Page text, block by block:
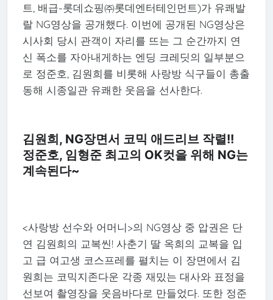
트, 배급-롯데쇼핑㈜롯데엔터테인먼트)가 유쾌발
랄 NG영상을 공개했다. 이번에 공개된 NG영상은
시사회 당시 관객이 자리를 뜨는 그 순간까지 연
신 폭소를 자아내게하는 엔딩 크레딧의 일부분으
로 정준호, 김원희를 비롯해 사랑방 식구들이 총출
동해 시종일관 유쾌한 웃음을 선사한다.
김원희, NG장면서 코믹 애드리브 작렬!!
정준호, 임형준 최고의 OK컷을 위해 NG는
계속된다~
<사랑방 선수와 어머니>의 NG영상 중 압권은 단
연 김원희의 교복씬! 사춘기 딸 옥희의 교복을 입
고 급 여고생 코스프레를 펼치는 이 장면에서 김
원희는 코믹지존다운 각종 재밌는 대사와 표정을
선보여 촬영장을 웃음바다로 만들었다. 또한 정준